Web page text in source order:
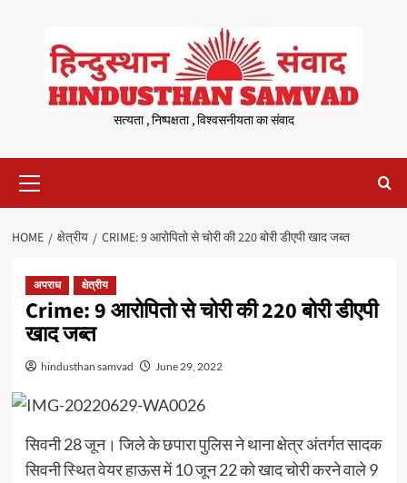
content
सत्यता , निष्पक्षता , विश्वसनीयता का संवाद
Menu
HOME क्षेत्रीय CRIME: 9 आरोपितो से चोरी की 220 बोरी डीएपी खाद जब्त
अपराध क्षेत्रीय
Crime: 9 आरोपितो से चोरी की 220 बोरी डीएपी
खाद जब्त
hindusthan samvad June 29, 2022
सिवनी 28 जून। जिले के छपारा पुलिस ने थाना क्षेत्र अंतर्गत सादक
सिवनी स्थित वेयर हाऊस में 10 जून 22 को खाद चोरी करने वाले 9